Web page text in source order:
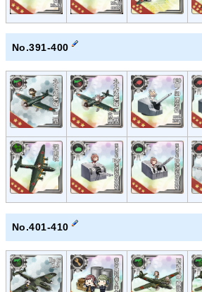
No.391-400
No.401-410